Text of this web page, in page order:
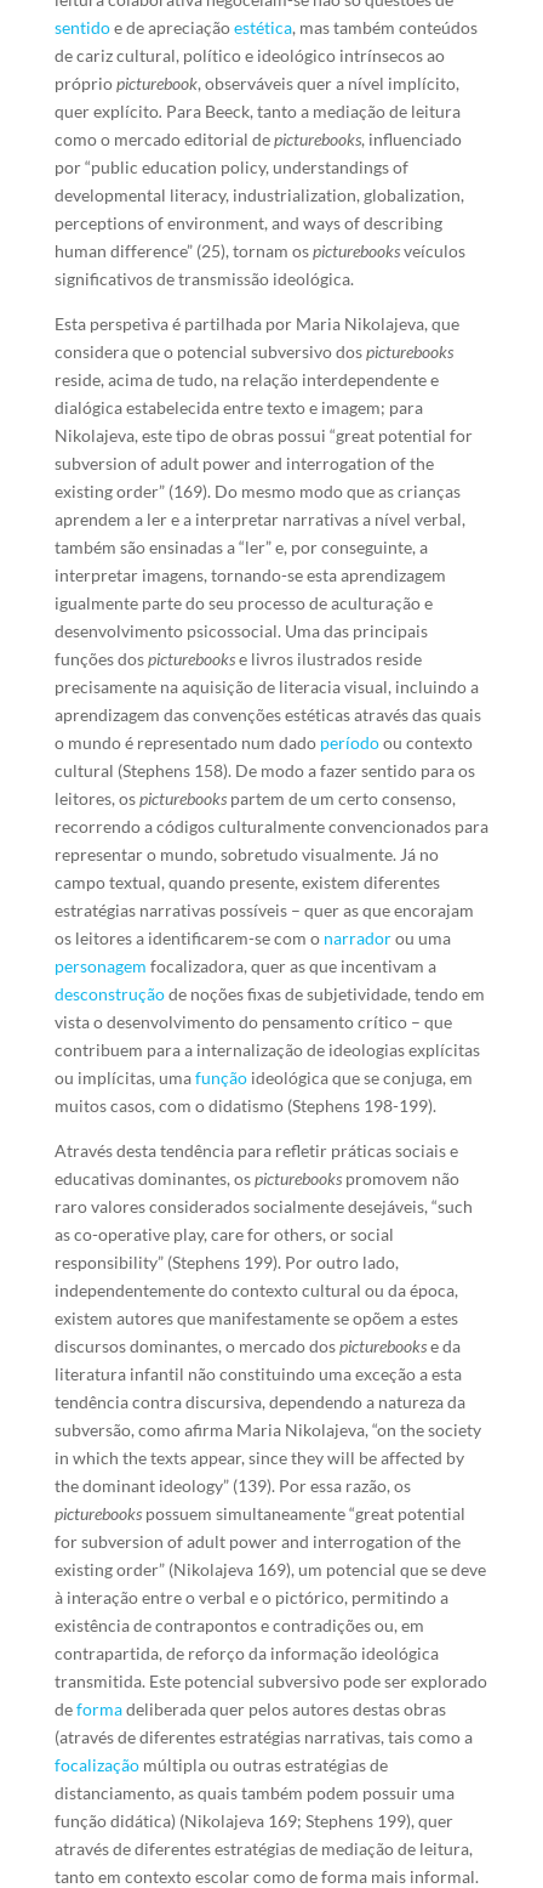
sentidoe de apreciaçãoestética, mas também conteúdos
de cariz cultural, político e ideológico intrínsecos ao
própriopicturebook, observáveis quer a nível implícito,
quer explícito. Para Beeck, tanto a mediação de leitura
como o mercado editorial depicturebooks, influenciado
por “public education policy, understandings of
developmental literacy, industrialization, globalization,
perceptions of environment, and ways of describing
human difference” (25), tornam ospicturebooksveículos
significativos de transmissão ideológica.
Esta perspetiva é partilhada por Maria Nikolajeva, que
considera que o potencial subversivo dospicturebooks
reside, acima de tudo, na relação interdependente e
dialógica estabelecida entre texto e imagem; para
Nikolajeva, este tipo de obras possui “great potential for
subversion of adult power and interrogation of the
existing order” (169). Do mesmo modo que as crianças
aprendem a ler e a interpretar narrativas a nível verbal,
também são ensinadas a “ler” e, por conseguinte, a
interpretar imagens, tornando-se esta aprendizagem
igualmente parte do seu processo de aculturação e
desenvolvimento psicossocial. Uma das principais
funções dospicturebookse livros ilustrados reside
precisamente na aquisição de literacia visual, incluindo a
aprendizagem das convenções estéticas através das quais
o mundo é representado num dado períodoou contexto
cultural (Stephens 158). De modo a fazer sentido para os
leitores, ospicturebooks partem de um certo consenso,
recorrendo a códigos culturalmente convencionados para
representar o mundo, sobretudo visualmente. Já no
campo textual, quando presente, existem diferentes
estratégias narrativas possíveis – quer as que encorajam
os leitores a identificarem-se com o narradorou uma
personagem focalizadora, quer as que incentivam a
desconstruçãode noções fixas de subjetividade, tendo em
vista o desenvolvimento do pensamento crítico – que
contribuem para a internalização de ideologias explícitas
ou implícitas, umafunçãoideológica que se conjuga, em
muitos casos, com o didatismo (Stephens 198-199).
Através desta tendência para refletir práticas sociais e
educativas dominantes, ospicturebooks promovem não
raro valores considerados socialmente desejáveis, “such
as co-operative play, care for others, or social
responsibility” (Stephens 199). Por outro lado,
independentemente do contexto cultural ou da época,
existem autores que manifestamente se opõem a estes
discursos dominantes, o mercado dospicturebookse da
literatura infantil não constituindo uma exceção a esta
tendência contra discursiva, dependendo a natureza da
subversão, como afirma Maria Nikolajeva, “on the society
in which the texts appear, since they will be affected by
the dominant ideology” (139). Por essa razão, os
picturebooks possuem simultaneamente “great potential
for subversion of adult power and interrogation of the
existing order” (Nikolajeva 169), um potencial que se deve
à interação entre o verbal e o pictórico, permitindo a
existência de contrapontos e contradições ou, em
contrapartida, de reforço da informação ideológica
transmitida. Este potencial subversivo pode ser explorado
deformadeliberada quer pelos autores destas obras
(através de diferentes estratégias narrativas, tais como a
focalizaçãomúltipla ou outras estratégias de
distanciamento, as quais também podem possuir uma
função didática) (Nikolajeva 169; Stephens 199), quer
através de diferentes estratégias de mediação de leitura,
tanto em contexto escolar como de forma mais informal.